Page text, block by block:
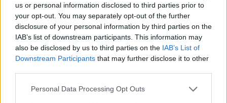
us or personal information disclosed to third parties prior to
your opt-out. You may separately opt-out of the further
disclosure of your personal information by third parties on the
IAB’s list of downstream participants. This information may
also be disclosed by us to third parties on the IAB’s List of
Downstream Participants that may further disclose it to other
Personal Data Processing Opt Outs
Η έκθεση «Κυκλαδίτισσες:
Άγνωστες ιστορίες γυναικών των
Κυκλάδων» θα εγκαινιάσει το
ανακαινισμένο Μουσείο της Θήρας
Άγνωστες ιστορίες γυναικών των Κυκλάδων», την